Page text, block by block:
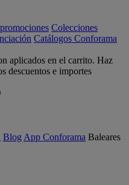
Colecciones
Catálogos Conforama
aplicados en el carrito. Haz
descuentos e importes
Blog App Conforama Baleares